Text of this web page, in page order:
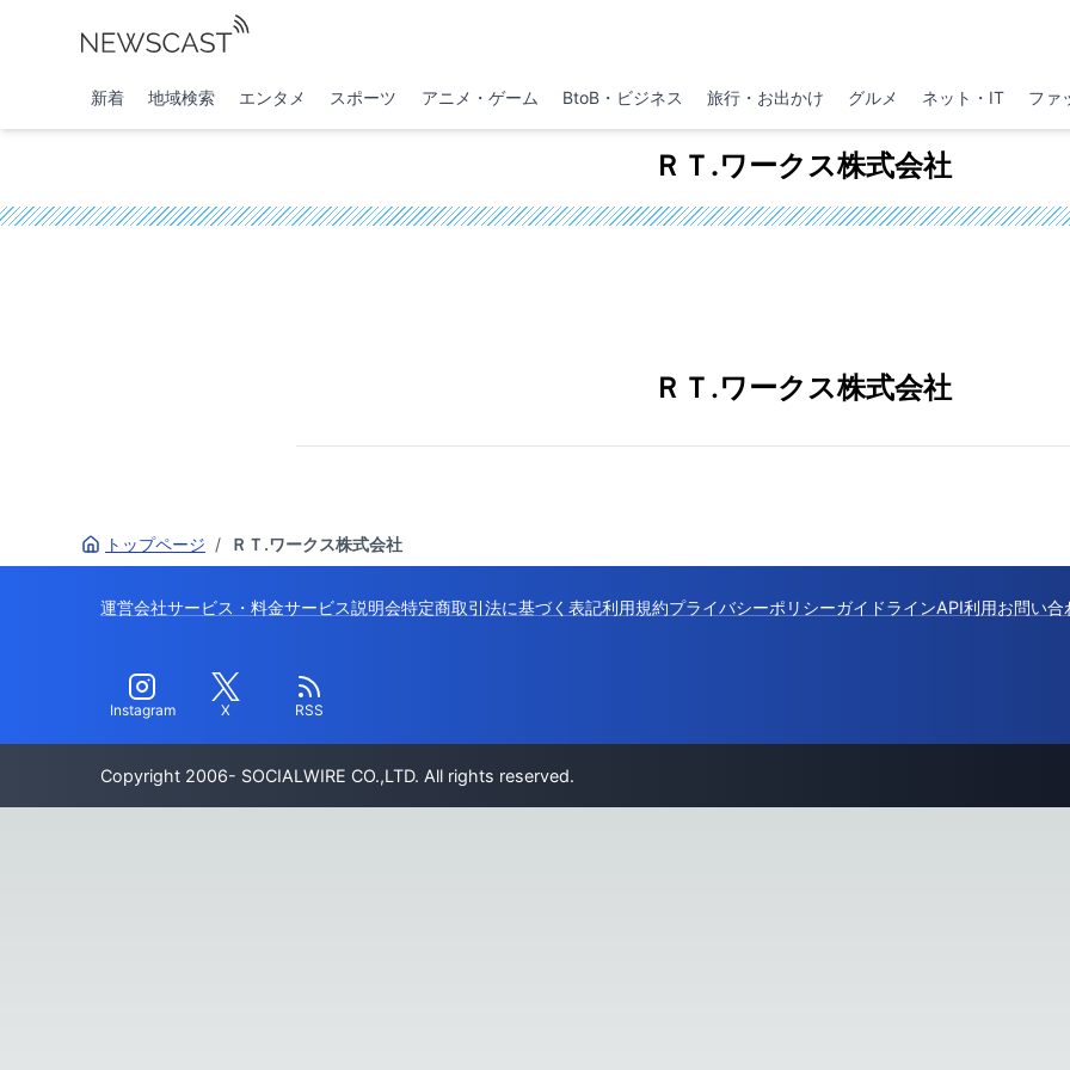
新着 地域検索 エンタメ スポーツ アニメ・ゲーム BtoB・ビジネス 旅行・お出かけ グルメ ネット・IT ファ
ＲＴ.ワークス株式会社
ＲＴ.ワークス株式会社
トップページ / ＲＴ.ワークス株式会社
運営会社サービス・料金サービス説明会特定商取引法に基づく表記利用規約プライバシーポリシーガイドラインAPI利用お問い合
Instagram X RSS
Copyright 2006- SOCIALWIRE CO.,LTD. All rights reserved.